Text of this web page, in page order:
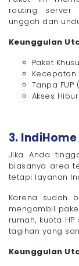
routing
unggah dan
Keunggulan
Paket
Kecepatan
Tanpa FUP
Akses
3. IndiHome
Jika Anda
biasanya area
tetapi layanan
Karena sudah
mengambil
rumah, kuota
tagihan yang
Keunggulan